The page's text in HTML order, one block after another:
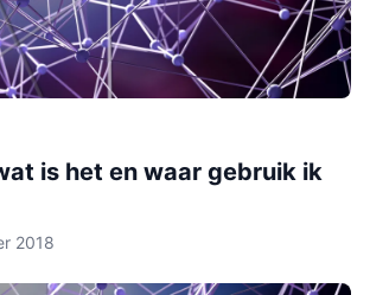
is het en waar gebruik ik
2018